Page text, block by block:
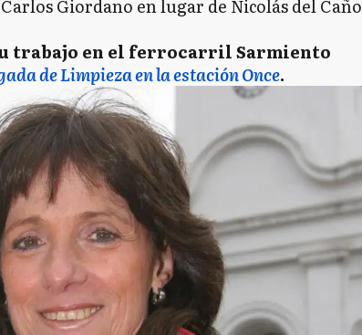
Giordano en lugar de Nicolás del Caño
trabajo en el ferrocarril Sarmiento
de Limpieza en la estación Once.